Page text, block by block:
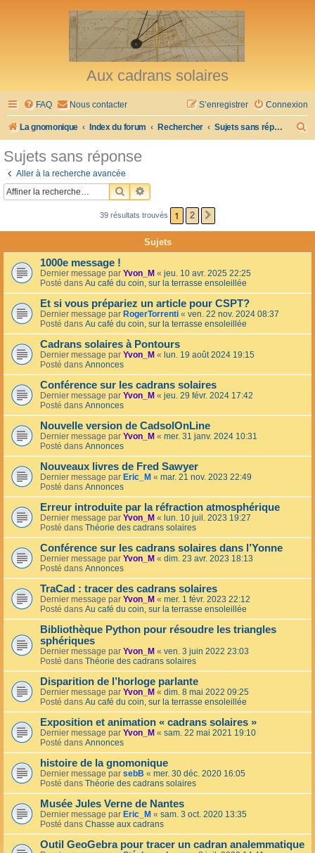
Aux cadrans solaires
FAQ Nous contacter Connexion
S’enregistrer
La gnomonique Index du forum Rechercher Sujets sans réponse
h
r
Sujets sans réponse
Aller à la recherche avancée
RECHERCHER
RECHERCHE AVANCÉE
39 résultats trouvés 1 2
Sujets
1000e message !
Dernier message par Yvon_M « jeu. 10 avr. 2025 22:25
Posté dans Au café du coin, sur la terrasse ensoleillée
Et si vous prépariez un article pour CSPT?
Dernier message par RogerTorrenti « ven. 22 nov. 2024 08:37
Posté dans Au café du coin, sur la terrasse ensoleillée
Cadrans solaires à Pontours
Dernier message par Yvon_M « lun. 19 août 2024 19:15
Posté dans Annonces
Conférence sur les cadrans solaires
Dernier message par Yvon_M « jeu. 29 févr. 2024 17:42
Posté dans Annonces
Nouvelle version de CadsolOnLine
Dernier message par Yvon_M « mer. 31 janv. 2024 10:31
Posté dans Annonces
Nouveaux livres de Fred Sawyer
Dernier message par Eric_M « mar. 21 nov. 2023 22:49
Posté dans Annonces
Erreur introduite par la réfraction atmosphérique
Dernier message par Yvon_M « lun. 10 juil. 2023 19:27
Posté dans Théorie des cadrans solaires
Conférence sur les cadrans solaires dans l’Yonne
Dernier message par Yvon_M « dim. 23 avr. 2023 18:13
Posté dans Annonces
TraCad : tracer des cadrans solaires
Dernier message par Yvon_M « mer. 1 févr. 2023 22:12
Posté dans Au café du coin, sur la terrasse ensoleillée
Bibliothèque Python pour résoudre les triangles
sphériques
Dernier message par Yvon_M « ven. 3 juin 2022 23:03
Posté dans Théorie des cadrans solaires
Disparition de l’horloge parlante
Dernier message par Yvon_M « dim. 8 mai 2022 09:25
Posté dans Au café du coin, sur la terrasse ensoleillée
Exposition et animation « cadrans solaires »
Dernier message par Yvon_M « sam. 22 mai 2021 19:10
Posté dans Annonces
histoire de la gnomonique
Dernier message par sebB « mer. 30 déc. 2020 16:05
Posté dans Théorie des cadrans solaires
Musée Jules Verne de Nantes
Dernier message par Eric_M « sam. 3 oct. 2020 13:35
Posté dans Chasse aux cadrans
Outil GeoGebra pour tracer un cadran analemmatique